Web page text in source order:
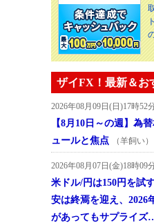
ザイFX！最新＆お
2026年08月09日(日)17時52
【8月10日～の週】為
ュールと焦点
（羊飼い）
2026年08月07日(金)18時09
米ドル/円は150円を試
安は終焉を迎え、2026
があってもサプライズ